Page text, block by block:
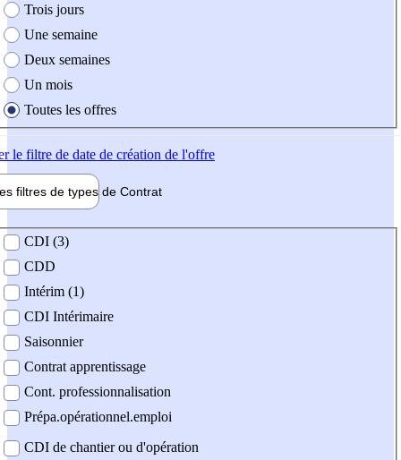
Trois jours
Une semaine
Deux semaines
Un mois
Toutes les offres
le filtre de date de création de l'offre
filtres de types de Contrat
contrat
CDI (3)
CDD
Intérim (1)
CDI Intérimaire
Saisonnier
Contrat apprentissage
Cont. professionnalisation
Prépa.opérationnel.emploi
CDI de chantier ou d'opération